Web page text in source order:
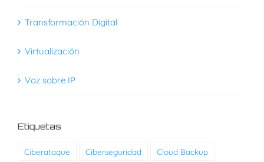
Transformación Digital
Virtualización
Voz sobre IP
Etiquetas
Ciberataque Ciberseguridad Cloud Backup